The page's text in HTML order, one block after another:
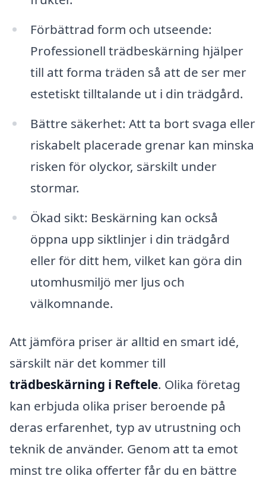
Förbättrad form och utseende:
Professionell trädbeskärning hjälper
till att forma träden så att de ser mer
estetiskt tilltalande ut i din trädgård.
Bättre säkerhet: Att ta bort svaga eller
riskabelt placerade grenar kan minska
risken för olyckor, särskilt under
stormar.
Ökad sikt: Beskärning kan också
öppna upp siktlinjer i din trädgård
eller för ditt hem, vilket kan göra din
utomhusmiljö mer ljus och
välkomnande.
Att jämföra priser är alltid en smart idé,
särskilt när det kommer till
trädbeskärning i Reftele. Olika företag
kan erbjuda olika priser beroende på
deras erfarenhet, typ av utrustning och
teknik de använder. Genom att ta emot
minst tre olika offerter får du en bättre